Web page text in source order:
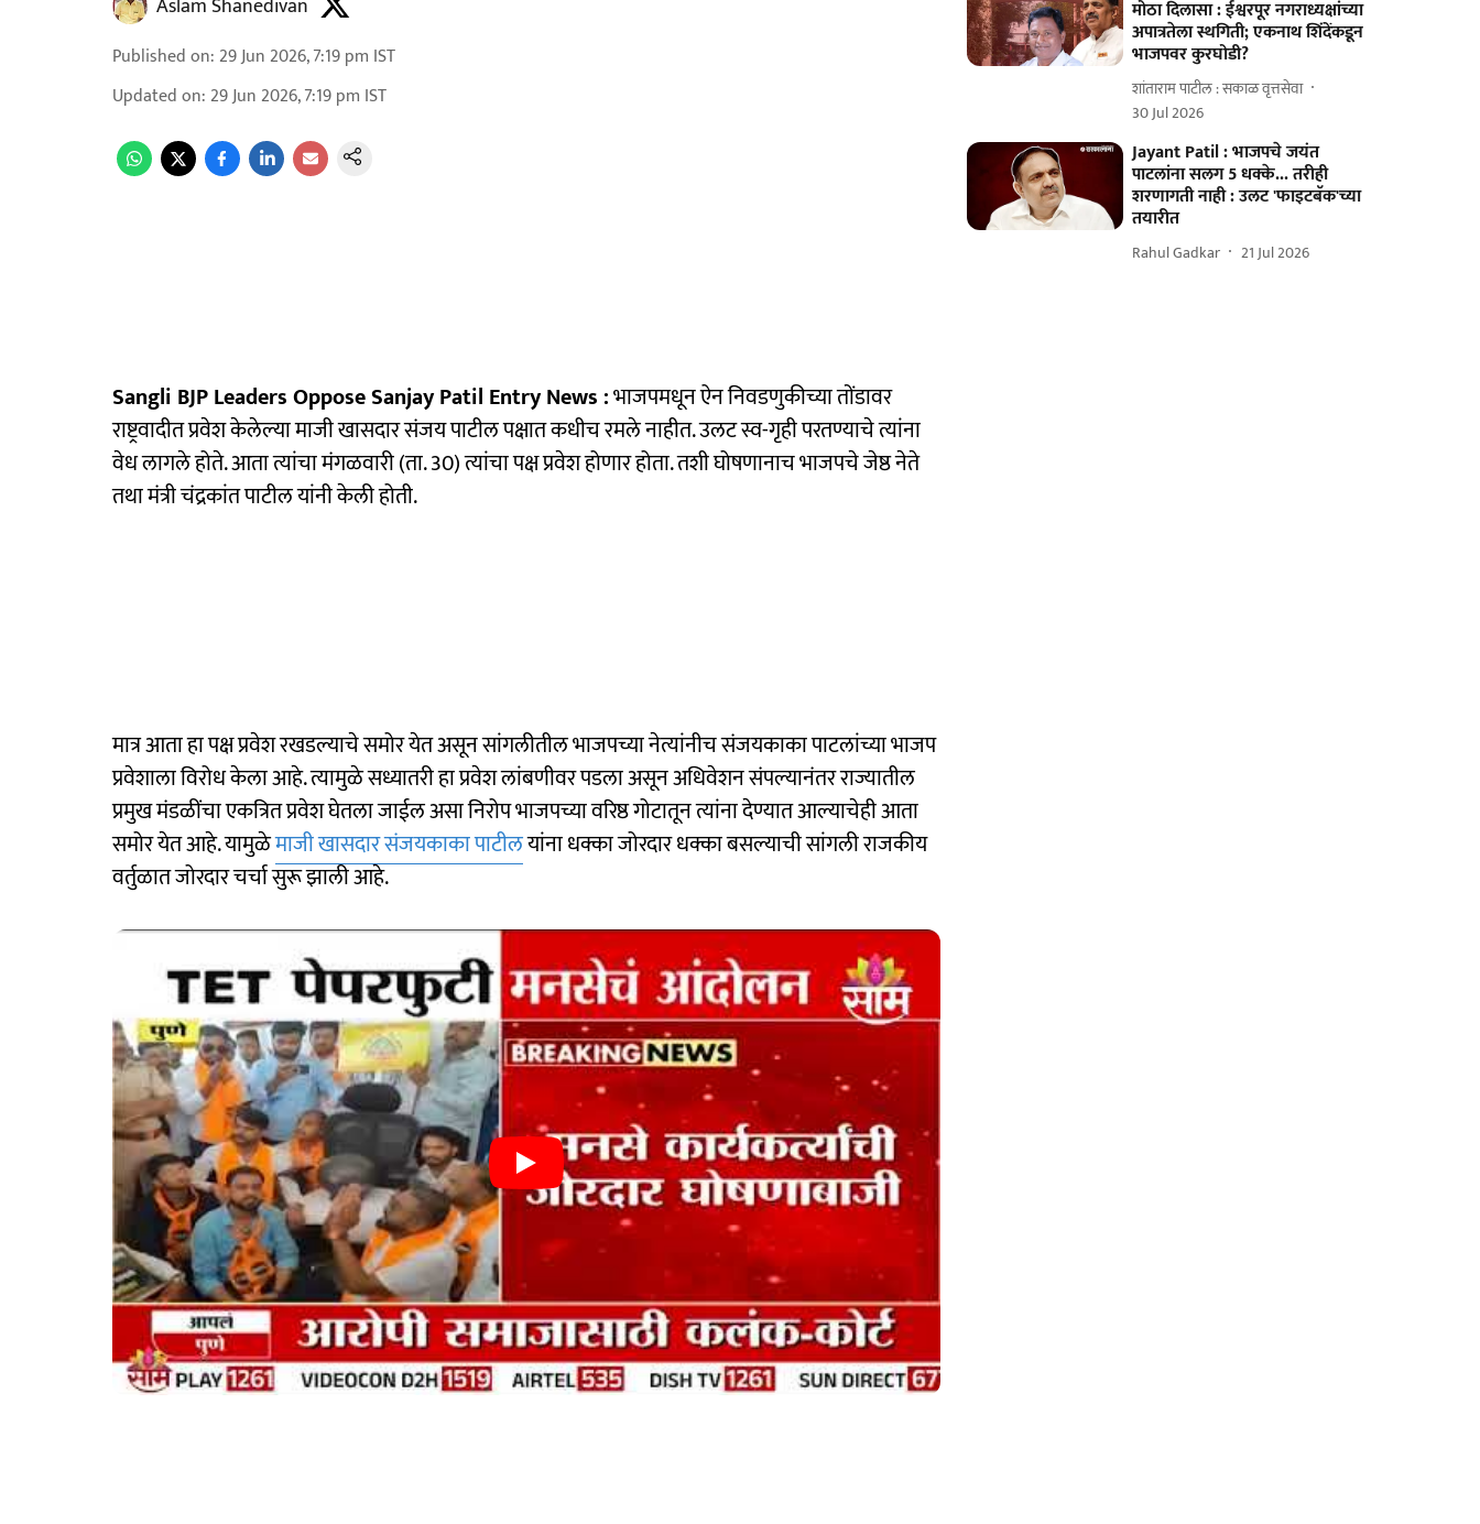
Aslam Shanedivan
Published on: 29 Jun 2026, 7:19 pm IST
Updated on: 29 Jun 2026, 7:19 pm IST
Sangli BJP Leaders Oppose Sanjay Patil Entry News :भाजपमधून ऐन निवडणुकीच्या तोंडावर
राष्ट्रवादीत प्रवेश केलेल्या माजी खासदार संजय पाटील पक्षात कधीच रमले नाहीत. उलट स्व-गृही परतण्याचे त्यांना
वेध लागले होते. आता त्यांचा मंगळवारी (ता. 30) त्यांचा पक्ष प्रवेश होणार होता. तशी घोषणानाच भाजपचे जेष्ठ नेते
तथा मंत्री चंद्रकांत पाटील यांनी केली होती.
मात्र आता हा पक्ष प्रवेश रखडल्याचे समोर येत असून सांगलीतील भाजपच्या नेत्यांनीच संजयकाका पाटलांच्या भाजप
प्रवेशाला विरोध केला आहे. त्यामुळे सध्यातरी हा प्रवेश लांबणीवर पडला असून अधिवेशन संपल्यानंतर राज्यातील
प्रमुख मंडळींचा एकत्रित प्रवेश घेतला जाईल असा निरोप भाजपच्या वरिष्ठ गोटातून त्यांना देण्यात आल्याचेही आता
समोर येत आहे. यामुळेमाजी खासदार संजयकाका पाटीलयांना धक्का जोरदार धक्का बसल्याची सांगली राजकीय
वर्तुळात जोरदार चर्चा सुरू झाली आहे.
मोठा दिलासा : ईश्वरपूर नगराध्यक्षांच्या
अपात्रतेला स्थगिती; एकनाथ शिंदेंकडून
भाजपवर कुरघोडी?
शांताराम पाटील : सकाळ वृत्तसेवा
30 Jul 2026
Jayant Patil : भाजपचे जयंत
पाटलांना सलग 5 धक्के... तरीही
शरणागती नाही : उलट 'फाइटबॅक'च्या
तयारीत
Rahul Gadkar 21 Jul 2026